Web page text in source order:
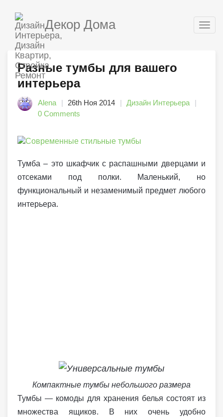
Декор Дома
Разные тумбы для вашего
интерьера
Alena 26th Ноя 2014
Дизайн Интерьера
0 Comments
Тумба – это шкафчик с распашными дверцами и
отсеками под полки. Маленький, но
функциональный и незаменимый предмет любого
интерьера.
Компактные тумбы небольшого размера
Тумбы — комоды для хранения белья состоят из
множества ящиков. В них очень удобно